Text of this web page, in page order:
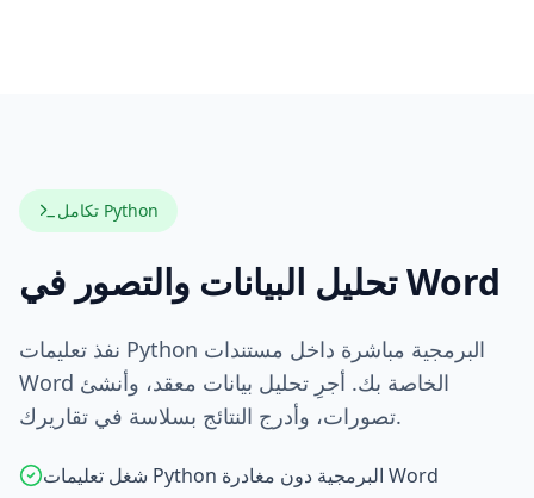
تكامل Python
تحليل البيانات والتصور في Word
نفذ تعليمات Python البرمجية مباشرة داخل مستندات
Word الخاصة بك. أجرِ تحليل بيانات معقد، وأنشئ
تصورات، وأدرج النتائج بسلاسة في تقاريرك.
شغل تعليمات Python البرمجية دون مغادرة Word